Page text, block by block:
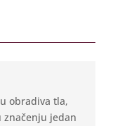
obradiva tla,
značenju jedan